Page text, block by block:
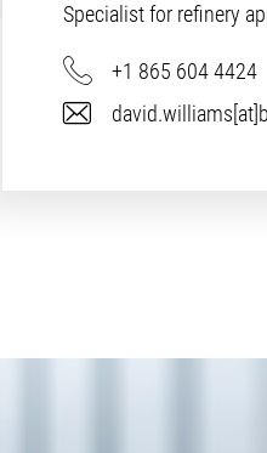
Specialist for refinery
Téléphone
+1 865 604 4424
E-Mail